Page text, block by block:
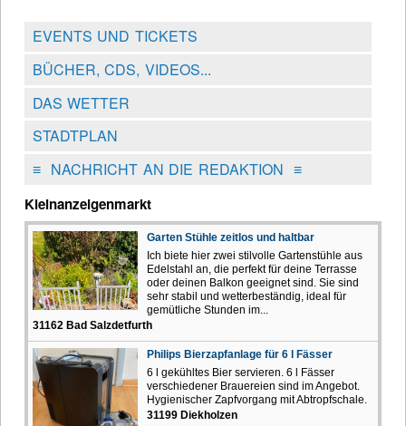
EVENTS UND TICKETS
BÜCHER, CDS, VIDEOS...
DAS WETTER
STADTPLAN
≡NACHRICHT AN DIE REDAKTION ≡
Kleinanzeigenmarkt
Garten Stühle zeitlos und haltbar
Ich biete hier zwei stilvolle Gartenstühle aus
Edelstahl an, die perfekt für deine Terrasse
oder deinen Balkon geeignet sind. Sie sind
sehr stabil und wetterbeständig, ideal für
gemütliche Stunden im...
31162 Bad Salzdetfurth
Philips Bierzapfanlage für 6 l Fässer
6 l gekühltes Bier servieren. 6 l Fässer
verschiedener Brauereien sind im Angebot.
Hygienischer Zapfvorgang mit Abtropfschale.
31199 Diekholzen